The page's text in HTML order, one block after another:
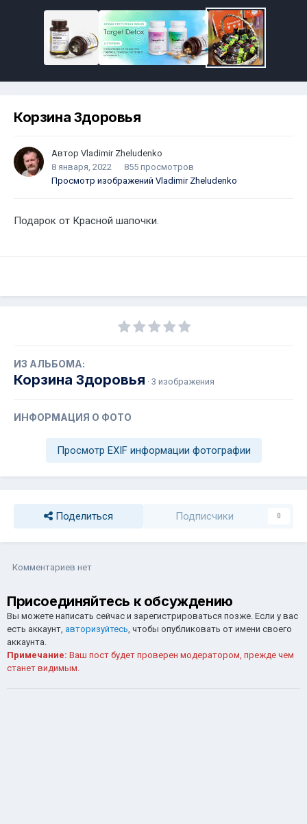
Корзина Здоровья
Автор Vladimir Zheludenko
8 января, 2022
855 просмотров
Просмотр изображений Vladimir Zheludenko
Подарок от Красной шапочки.
ИЗ АЛЬБОМА:
Корзина Здоровья · 3 изображения
ИНФОРМАЦИЯ О ФОТО
Просмотр EXIF информации фотографии
Поделиться Подписчики 0
Комментариев нет
Присоединяйтесь к обсуждению
Вы можете написать сейчас и зарегистрироваться позже. Если у вас
есть аккаунт, авторизуйтесь , чтобы опубликовать от имени своего
аккаунта.
Примечание: Ваш пост будет проверен модератором, прежде чем
станет видимым.